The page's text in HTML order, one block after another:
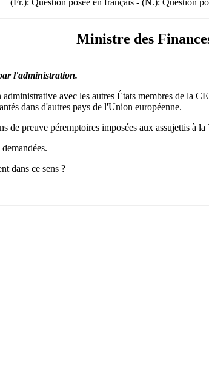
(Fr.): Question posée en français - (N.): Question
Ministre des
l'administration.
avec les autres États membres de la
dans d'autres pays de l'Union européenne.
de preuve péremptoires imposées aux assujettis
dans ce sens ?